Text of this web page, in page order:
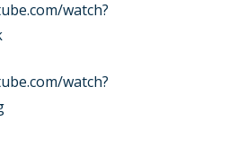
watch?
watch?
Paris 2019